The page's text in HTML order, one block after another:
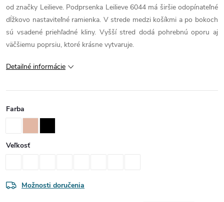
od značky Leilieve. Podprsenka Leilieve 6044 má širšie odopínateľné
dĺžkovo nastaviteľné ramienka. V strede medzi košíkmi a po bokoch
sú vsadené priehľadné kliny. Vyšší stred dodá pohrebnú oporu aj
väčšiemu poprsiu, ktoré krásne vytvaruje.
Detailné informácie
Farba
Veľkosť
Možnosti doručenia